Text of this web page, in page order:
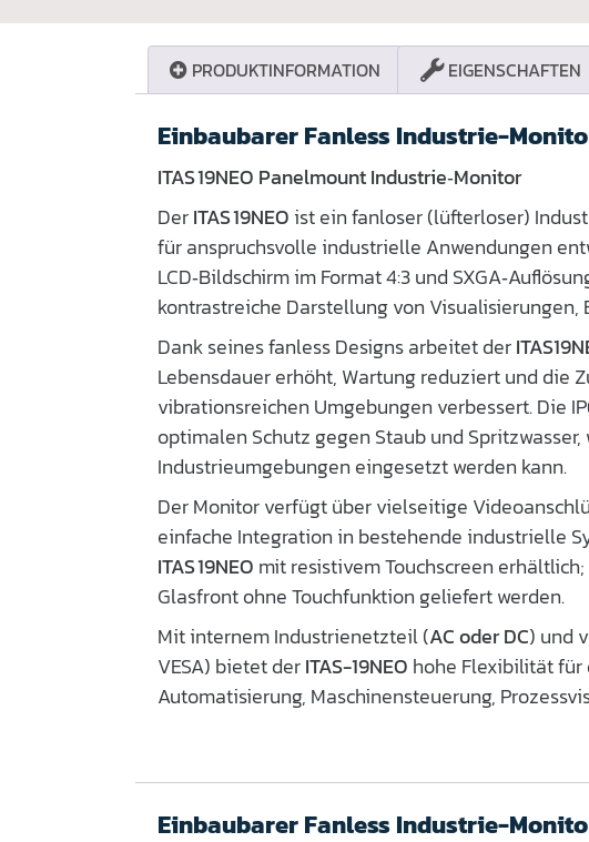
PRODUKTINFORMATION EIGENSCHAFTEN
Einbaubarer Fanless Industrie-
ITAS 19NEO Panelmount Industrie‑Monitor
DerITAS 19NEO ist ein fanloser (lüfterloser)
für anspruchsvolle industrielle Anwendungen
LCD‑Bildschirm im Format 4:3 und
kontrastreiche Darstellung von
Dank seines fanless Designs arbeitet der
Lebensdauer erhöht, Wartung reduziert und die
vibrationsreichen Umgebungen verbessert. Die
optimalen Schutz gegen Staub und
Industrieumgebungen eingesetzt werden kann.
Der Monitor verfügt über vielseitige
einfache Integration in bestehende industrielle
ITAS 19NEO mit resistivem Touchscreen
Glasfront ohne Touchfunktion geliefert werden.
Mit internem Industrienetzteil (AC oder DC) und
VESA) bietet derITAS-19NEO hohe Flexibilität
Automatisierung, Maschinensteuerung,
Einbaubarer Fanless Industrie-